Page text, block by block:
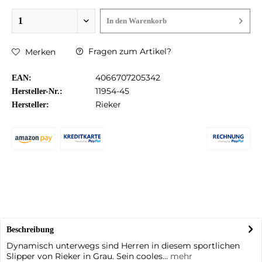
In den Warenkorb
Merken Fragen zum Artikel?
EAN: 4066707205342
Hersteller-Nr.: 11954-45
Hersteller: Rieker
Beschreibung
Dynamisch unterwegs sind Herren in diesem sportlichen
Slipper von Rieker in Grau. Sein cooles... mehr